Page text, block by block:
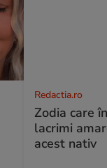
Redactia.ro
Zodia care
lacrimi
acest nativ